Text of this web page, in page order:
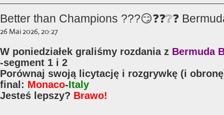
Better than Champions ???😏❓❓❔❓
26 Mai 2026, 20:27
W poniedziałek graliśmy rozdania z Bermuda
-segment 1 i 2
Porównaj swoją licytację i rozgrywkę (i
final: Monaco-Italy
Jesteś lepszy? Brawo!